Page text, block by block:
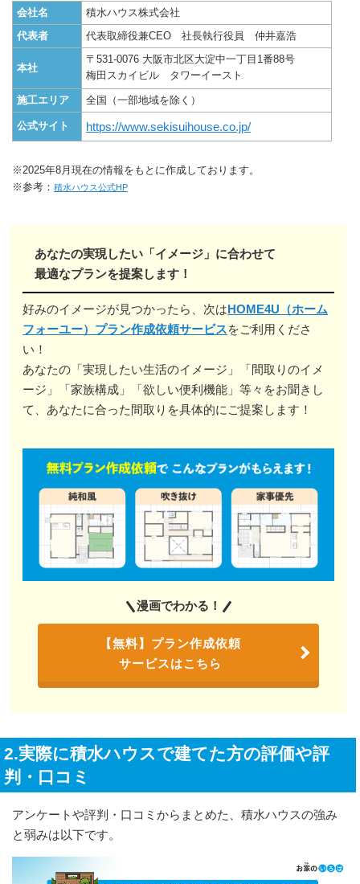
会社名
積水ハウス株式会社
代表者
代表取締役兼CEO 社長執行役員 仲井嘉浩
本社
〒531-0076 大阪市北区大淀中一丁目1番88号
梅田スカイビル タワーイースト
施工エリア 全国（一部地域を除く）
公式サイト https://www.sekisuihouse.co.jp/
※2025年8月現在の情報をもとに作成しております。
※参考： 積水ハウス公式HP
あなたの実現したい「イメージ」に合わせて
最適なプランを提案します！
好みのイメージが見つかったら、次はHOME4U（ホーム
フォーユー）プラン作成依頼サービスをご利用くださ
い！
あなたの「実現したい生活のイメージ」「間取りのイメ
ージ」「家族構成」「欲しい便利機能」等々をお聞きし
て、あなたに合った間取りを具体的にご提案します！
漫画でわかる！
【無料】プラン作成依頼
サービスはこちら
2.実際に積水ハウスで建てた方の評価や評
判・口コミ
アンケートや評判・口コミからまとめた、積水ハウスの強み
と弱みは以下です。